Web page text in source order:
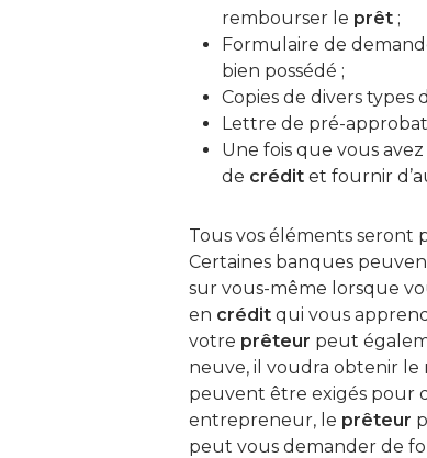
rembourser le prêt ;
Formulaire de
bien possédé ;
Copies de divers types
Lettre de pré-
Une fois que vous
de crédit et fournir
Tous vos éléments seront
Certaines banques
sur vous-même lorsque
en crédit qui vous
votre prêteur peut
neuve, il voudra obtenir le
peuvent être exigés pour
entrepreneur, le prêteur
peut vous demander de